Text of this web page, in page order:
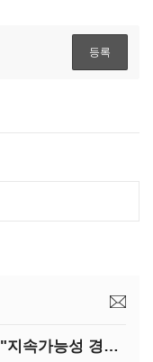
저출산, 성장·분배 '난제' 직면…"지속가능성 경고등"